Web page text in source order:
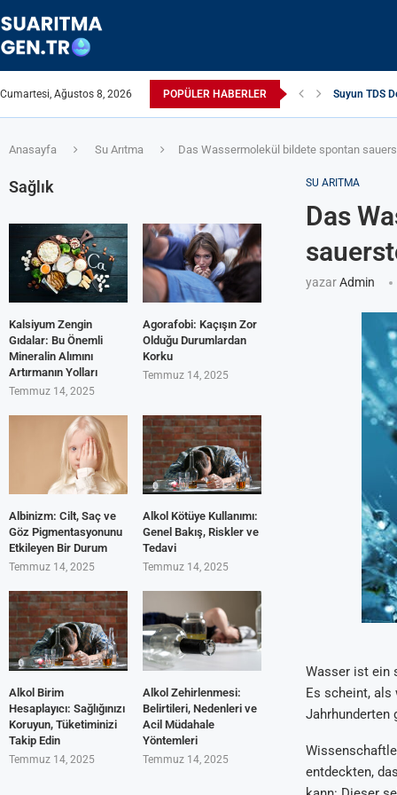
Cumartesi, Ağustos 8, 2026 POPÜLER HABERLER Suyun TDS
Anasayfa Su Arıtma Das Wassermolekül bildete spontan
SU ARITMA
Das
yazarAdmin
Wasser ist ein
Es scheint, als
Jahrhunderten
entdeckten,
Sağlık
Kalsiyum Zengin
Gıdalar: Bu Önemli
Mineralin Alımını
Artırmanın Yolları
Temmuz 14, 2025
Agorafobi: Kaçışın Zor
Olduğu Durumlardan
Korku
Temmuz 14, 2025
Albinizm: Cilt, Saç ve
Göz Pigmentasyonunu
Etkileyen Bir Durum
Temmuz 14, 2025
Alkol Kötüye Kullanımı:
Genel Bakış, Riskler ve
Tedavi
Temmuz 14, 2025
Alkol Birim
Hesaplayıcı: Sağlığınızı
Koruyun, Tüketiminizi
Takip Edin
Temmuz 14, 2025
Alkol Zehirlenmesi:
Belirtileri, Nedenleri ve
Acil Müdahale
Yöntemleri
Temmuz 14, 2025